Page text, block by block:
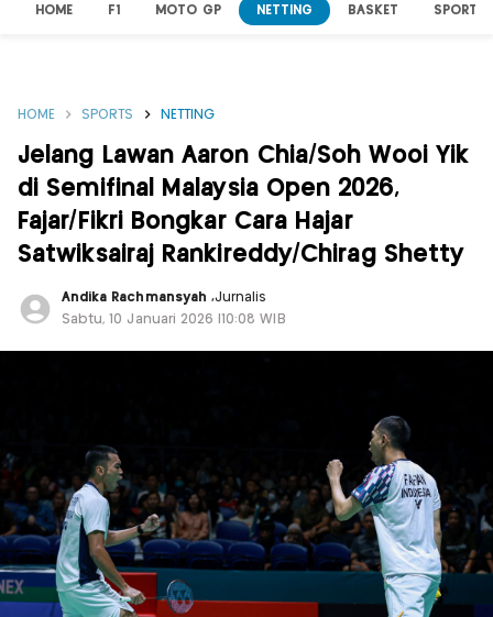
HOME F1 MOTO GP NETTING BASKET SPORT
HOME SPORTS NETTING
Jelang Lawan Aaron Chia/Soh Wooi Yik
di Semifinal Malaysia Open 2026,
Fajar/Fikri Bongkar Cara Hajar
Satwiksairaj Rankireddy/Chirag Shetty
Andika Rachmansyah ,Jurnalis
Sabtu, 10 Januari 2026 |10:08 WIB